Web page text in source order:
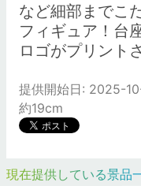
など細部までこ
フィギュア！台
ロゴがプリント
提供開始日: 2025-
約19cm
現在提供している景品